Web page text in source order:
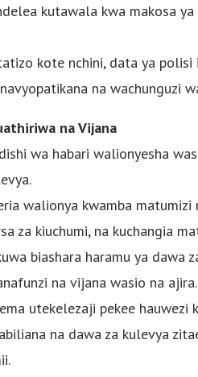
kutawala kwa makosa
kote nchini, data ya polisi
na wachunguzi
na Vijana
wa habari walionyesha
walionya kwamba matumizi
za kiuchumi, na kuchangia
biashara haramu ya dawa
na vijana wasio na ajira.
utekelezaji pekee
na dawa za kulevya